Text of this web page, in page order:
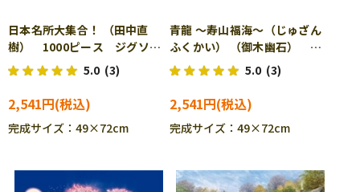
日本名所大集合！ （田中直
樹） 1000ピース ジグソー
パズル BEV-1000-097
5.0 (3)
2,541円
完成サイズ：49×72cm
青龍 ～寿山福海～（じゅざん
ふくかい） （御木幽石）
1000ピース ジグソーパズ
ル BEV-1000-045
5.0 (3)
2,541円
完成サイズ：49×72cm